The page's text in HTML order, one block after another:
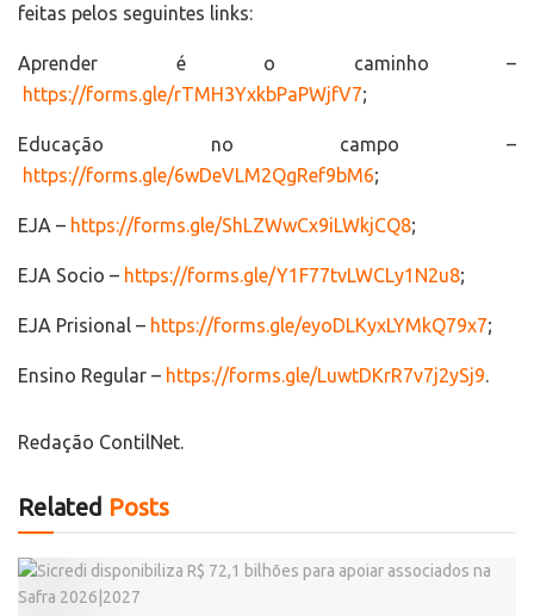
feitas pelos seguintes links:
Aprender é o caminho –
https://forms.gle/rTMH3YxkbPaPWjfV7;
Educação no campo –
https://forms.gle/6wDeVLM2QgRef9bM6;
EJA – https://forms.gle/ShLZWwCx9iLWkjCQ8;
EJA Socio – https://forms.gle/Y1F77tvLWCLy1N2u8;
EJA Prisional – https://forms.gle/eyoDLKyxLYMkQ79x7;
Ensino Regular – https://forms.gle/LuwtDKrR7v7j2ySj9.
Redação ContilNet.
Related Posts